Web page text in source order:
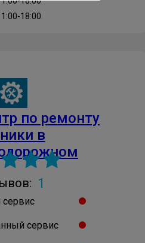
18:00
по ремонту
в
1
сервис